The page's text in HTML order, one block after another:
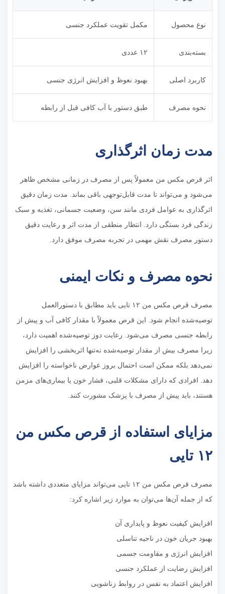
نوع محصول مکمل تقویت عملکرد جنسی
بسته‌بندی ۱۲ عددی
کاربرد اصلی بهبود نعوظ و افزایش انرژی جنسی
نحوه مصرف طبق دستور با آب کافی قبل از رابطه
مدت زمان اثرگذاری
اثر قرص مکس من معمولاً پس از مصرف در زمانی مشخص ظاهر
می‌شود و می‌تواند تا مدت قابل‌توجهی باقی بماند. مدت زمان دقیق
اثرگذاری به عوامل فردی مانند سن، وضعیت جسمانی، تغذیه و سبک
زندگی فرد بستگی دارد. انتظار منطقی از مدت اثر و رعایت دقیق
دستور مصرف نقش مهمی در تجربه مصرف موفق دارد.
نحوه مصرف و نکات ایمنی
مصرف قرص مکس من ۱۲ تایی باید مطابق با دستورالعمل
توصیه‌شده انجام شود. این قرص معمولاً با مقدار کافی آب و پیش از
رابطه جنسی مصرف می‌شود. رعایت دوز توصیه‌شده اهمیت دارد،
زیرا مصرف بیش از مقدار توصیه‌شده نه‌تنها اثربخشی را افزایش
نمی‌دهد بلکه ممکن است احتمال بروز عوارض ناخواسته را افزایش
دهد. افرادی که دارای مشکلات قلبی، فشار خون یا بیماری‌های مزمن
هستند، باید پیش از مصرف با پزشک مشورت کنند.
مزایای استفاده از قرص مکس من
۱۲ تایی
مصرف قرص مکس من ۱۲ تایی می‌تواند مزایای متعددی داشته باشد
که از جمله آن‌ها می‌توان به موارد زیر اشاره کرد:
افزایش کیفیت نعوظ و پایداری آن
بهبود جریان خون در ناحیه تناسلی
افزایش انرژی و مقاومت جسمی
افزایش رضایت از عملکرد جنسی
افزایش اعتماد به نفس در روابط زناشویی